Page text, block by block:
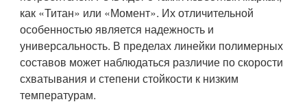
как «Титан» или «Момент». Их отличительной
особенностью является надежность и
универсальность. В пределах линейки полимерных
составов может наблюдаться различие по скорости
схватывания и степени стойкости к низким
температурам.